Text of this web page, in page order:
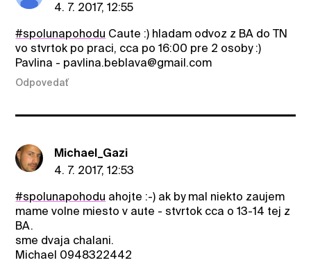
4. 7. 2017, 12:55
#spolunapohodu Caute :) hladam odvoz z BA do TN
vo stvrtok po praci, cca po 16:00 pre 2 osoby :)
Pavlina - pavlina.beblava@gmail.com
Odpovedať
Michael_Gazi
4. 7. 2017, 12:53
#spolunapohodu ahojte :-) ak by mal niekto zaujem
mame volne miesto v aute - stvrtok cca o 13-14 tej z
BA.
sme dvaja chalani.
Michael 0948322442